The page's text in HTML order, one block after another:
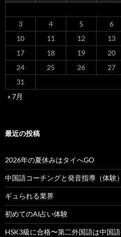
3
4 5 6
10
11 12 13
17
18 19 20
24
25 26 27
31
« 7月
最近の投稿
2026年の夏休みはタイへGO
中国語コーチングと発音指導（体験）
ギュられる業界
初めてのAI占い体験
HSK3級に合格〜第二外国語は中国語